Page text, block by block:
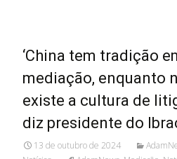
‘China tem tradição
mediação, enquanto
existe a cultura de
diz presidente do
13 de outubro de 2024